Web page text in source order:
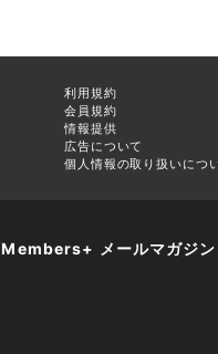
利用規約
会員規約
情報提供
広告について
個人情報の取り扱いにつ
メールマガジン